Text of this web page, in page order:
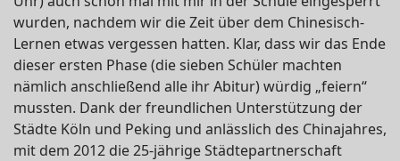
wurden, nachdem wir die Zeit über dem Chinesisch-
Lernen etwas vergessen hatten. Klar, dass wir das Ende
dieser ersten Phase (die sieben Schüler machten
nämlich anschließend alle ihr Abitur) würdig „feiern“
mussten. Dank der freundlichen Unterstützung der
Städte Köln und Peking und anlässlich des Chinajahres,
mit dem 2012 die 25-jährige Städtepartnerschaft